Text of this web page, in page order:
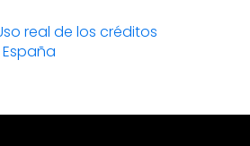
real de los créditos